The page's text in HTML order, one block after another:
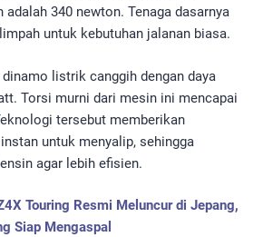
340 newton. Tenaga dasarnya
untuk kebutuhan jalanan biasa.
listrik canggih dengan daya
Torsi murni dari mesin ini mencapai
tersebut memberikan
untuk menyalip, sehingga
agar lebih efisien.
Touring Resmi Meluncur di Jepang,
Siap Mengaspal